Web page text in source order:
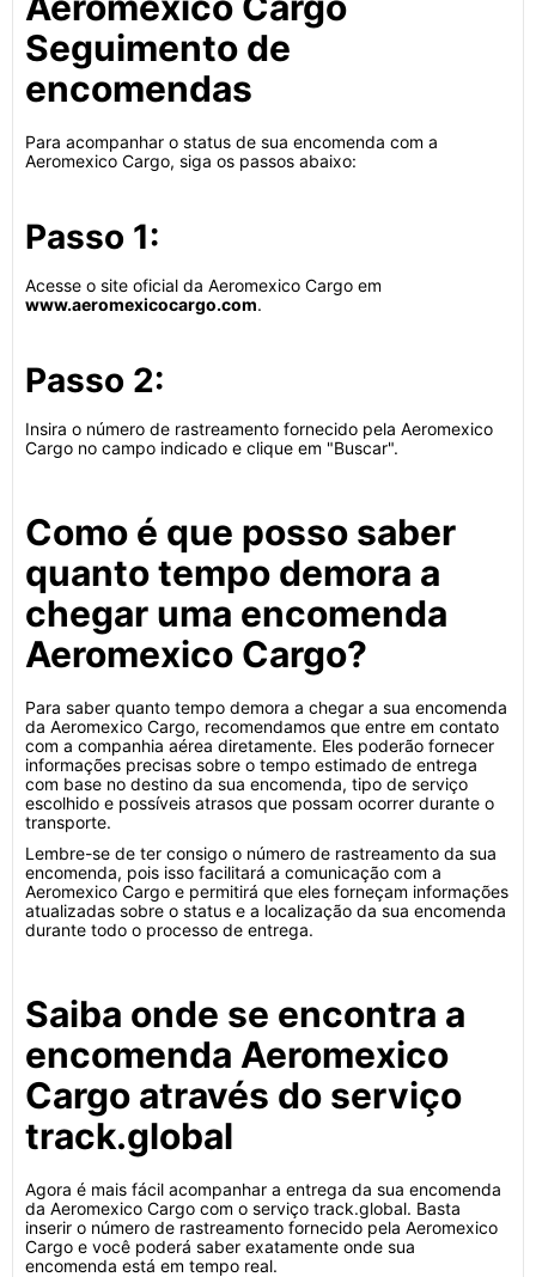
Seguimento de
encomendas
Para acompanhar o status de sua encomenda com a
Aeromexico Cargo, siga os passos abaixo:
Passo 1:
Acesse o site oficial da Aeromexico Cargo em
www.aeromexicocargo.com.
Passo 2:
Insira o número de rastreamento fornecido pela Aeromexico
Cargo no campo indicado e clique em "Buscar".
Como é que posso saber
quanto tempo demora a
chegar uma encomenda
Aeromexico Cargo?
Para saber quanto tempo demora a chegar a sua encomenda
da Aeromexico Cargo, recomendamos que entre em contato
com a companhia aérea diretamente. Eles poderão fornecer
informações precisas sobre o tempo estimado de entrega
com base no destino da sua encomenda, tipo de serviço
escolhido e possíveis atrasos que possam ocorrer durante o
transporte.
Lembre-se de ter consigo o número de rastreamento da sua
encomenda, pois isso facilitará a comunicação com a
Aeromexico Cargo e permitirá que eles forneçam informações
atualizadas sobre o status e a localização da sua encomenda
durante todo o processo de entrega.
Saiba onde se encontra a
encomenda Aeromexico
Cargo através do serviço
track.global
Agora é mais fácil acompanhar a entrega da sua encomenda
da Aeromexico Cargo com o serviço track.global. Basta
inserir o número de rastreamento fornecido pela Aeromexico
Cargo e você poderá saber exatamente onde sua
encomenda está em tempo real.